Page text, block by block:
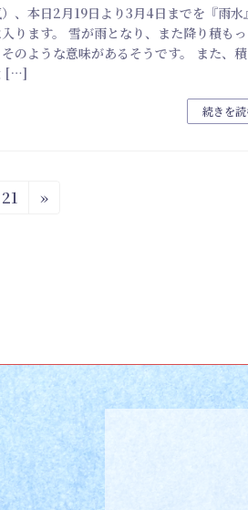
、本日2月19日より3月4日までを『雨水』
入ります。 雪が雨となり、また降り積も
のような意味があるそうです。 また、積
[…]
続きを読
固
21 »